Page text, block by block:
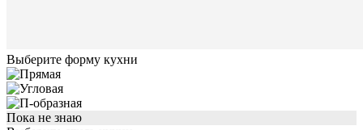
Выберите форму кухни
Пока не знаю